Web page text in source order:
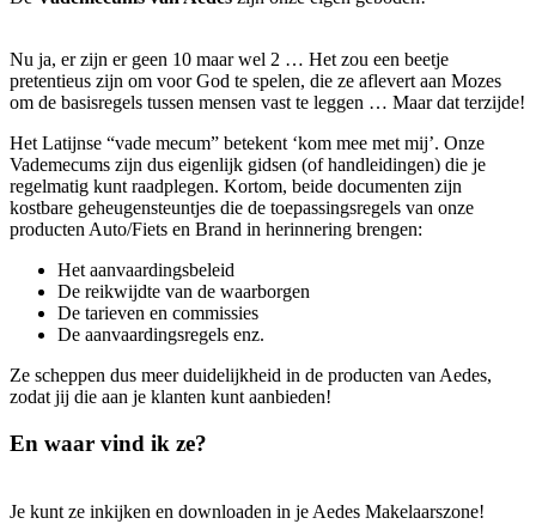
Nu ja, er zijn er geen 10 maar wel 2 … Het zou een beetje
pretentieus zijn om voor God te spelen, die ze aflevert aan Mozes
om de basisregels tussen mensen vast te leggen … Maar dat terzijde!
Het Latijnse “vade mecum” betekent ‘kom mee met mij’. Onze
Vademecums zijn dus eigenlijk gidsen (of handleidingen) die je
regelmatig kunt raadplegen. Kortom, beide documenten zijn
kostbare geheugensteuntjes die de toepassingsregels van onze
producten Auto/Fiets en Brand in herinnering brengen:
Het aanvaardingsbeleid
De reikwijdte van de waarborgen
De tarieven en commissies
De aanvaardingsregels enz.
Ze scheppen dus meer duidelijkheid in de producten van Aedes,
zodat jij die aan je klanten kunt aanbieden!
En waar vind ik ze?
Je kunt ze inkijken en downloaden in je Aedes Makelaarszone!